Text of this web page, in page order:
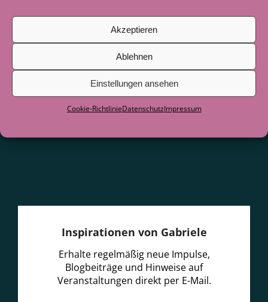
Akzeptieren
Ablehnen
Einstellungen ansehen
Cookie-RichtlinieDatenschutzImpressum
Juni 2026
Als der See zum Lehrer wurde29. Juni
Inspirationen von Gabriele
Erhalte regelmäßig neue Impulse,
Blogbeiträge und Hinweise auf
Veranstaltungen direkt per E-Mail.